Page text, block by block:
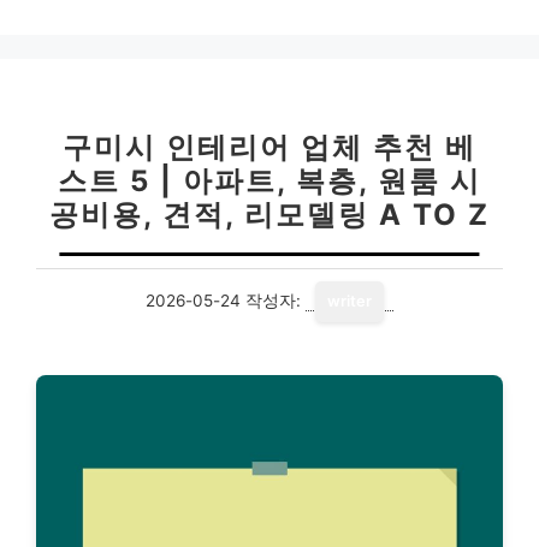
구미시 인테리어 업체 추천 베
스트 5 | 아파트, 복층, 원룸 시
공비용, 견적, 리모델링 A TO Z
2026-05-24 작성자: